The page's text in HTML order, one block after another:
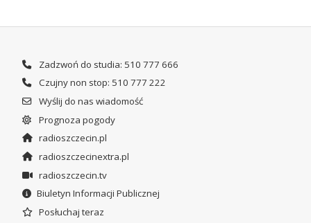
Zadzwoń do studia: 510 777 666
Czujny non stop: 510 777 222
Wyślij do nas wiadomość
Prognoza pogody
radioszczecin.pl
radioszczecinextra.pl
radioszczecin.tv
Biuletyn Informacji Publicznej
Posłuchaj teraz